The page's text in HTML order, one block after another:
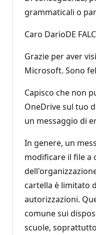
grammaticali o
Caro DarioDE
Grazie per aver
Microsoft. Sono
Capisco che non
OneDrive sul tuo
un messaggio di
In genere, un
modificare il file a
cartella è limitato
autorizzazioni.
comune sui
scuole,